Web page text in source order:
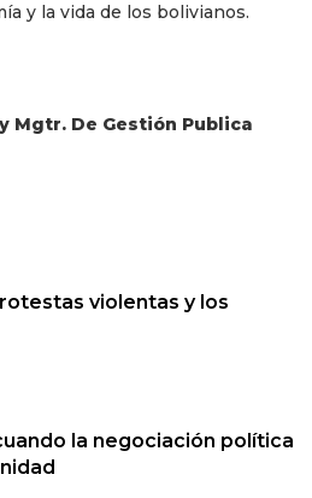
y la vida de los bolivianos.
Mgtr. De Gestión Publica
violentas y los
la negociación política